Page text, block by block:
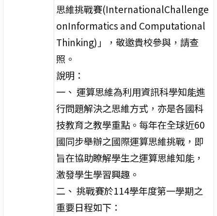
思維挑戰賽(InternationalChallenge
onInformatics and Computational
Thinking)」，敬邀貴校參與，請查
照。
說明：
一、 運算思維為利用資訊科學知能進
行問題解決之思維方式，亦是各國科
技教育之教學重點。每年在全球近60
國同步舉辦之國際運算思維挑戰，即
旨在協助瞭解學生之運算思維知能，
激發學生學習興趣。
二、 挑戰賽於114學年度第一學期之
重要日程如下：